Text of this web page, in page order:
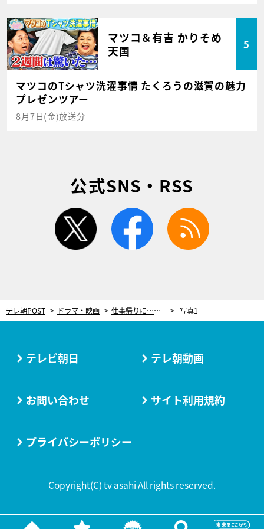
マツコ＆有吉 かりそめ
天国
5
マツコのTシャツ洗濯事情 たくろうの滋賀の魅力
プレゼンツアー
8月7日(金)放送分
公式SNS・RSS
twitter facebook
テレ朝POST ドラマ・映画 仕事帰りに…いきなりキス!? アンドロイド・宮舘涼太がヒロイン・臼田あさ美に妖しく顔を近づけ…ドラマ＜ターミネーターと恋しちゃったら＞ 写真1
テレビ朝日 テレ朝動画
お問い合わせ サイト利用規約
プライバシーポリシー
Copyright(C) tv asahi All rights reserved.